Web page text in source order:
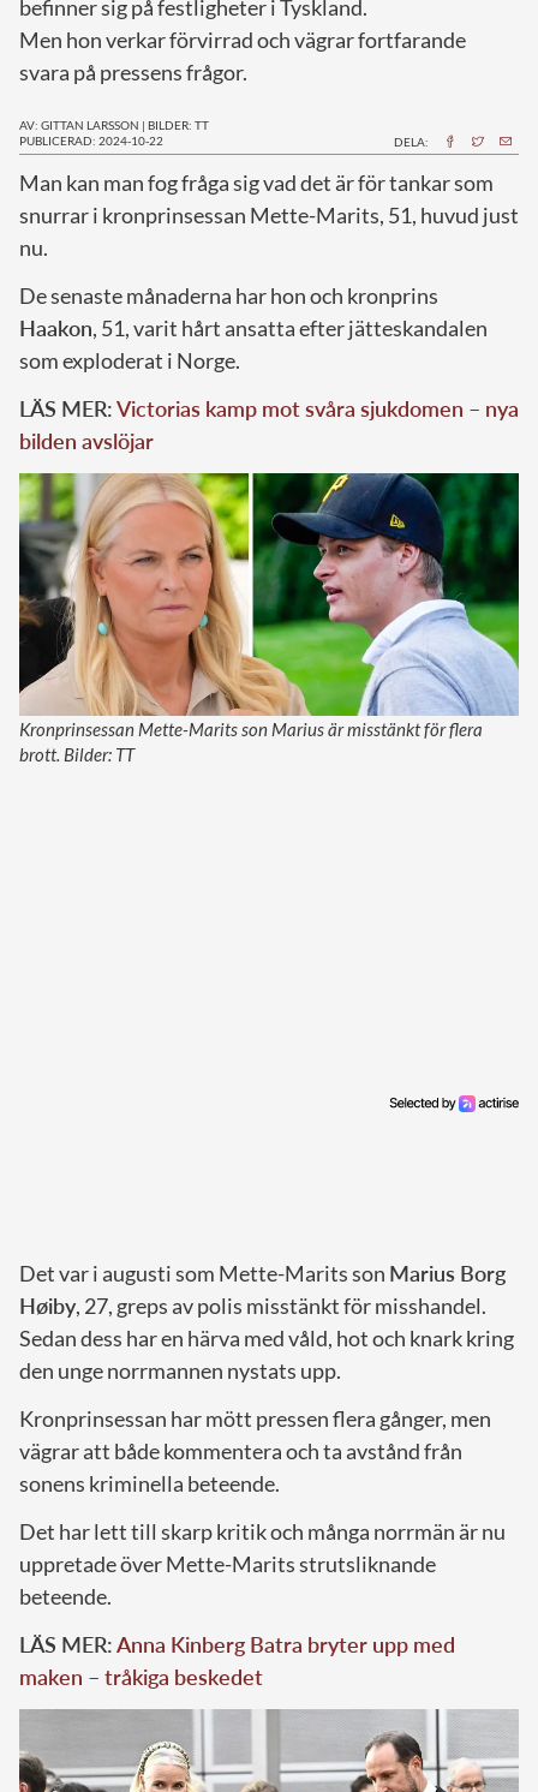
befinner sig på festligheter i Tyskland.
Men hon verkar förvirrad och vägrar fortfarande
svara på pressens frågor.
AV: GITTAN LARSSON | BILDER: TT
PUBLICERAD: 2024-10-22
DELA:
Man kan man fog fråga sig vad det är för tankar som
snurrar i kronprinsessan Mette-Marits, 51, huvud just
nu.
De senaste månaderna har hon och kronprins
Haakon, 51, varit hårt ansatta efter jätteskandalen
som exploderat i Norge.
LÄS MER:Victorias kamp mot svåra sjukdomen – nya
bilden avslöjar
Kronprinsessan Mette-Marits son Marius är misstänkt för flera
brott. Bilder: TT
Det var i augusti som Mette-Marits son Marius Borg
Høiby, 27, greps av polis misstänkt för misshandel.
Sedan dess har en härva med våld, hot och knark kring
den unge norrmannen nystats upp.
Kronprinsessan har mött pressen flera gånger, men
vägrar att både kommentera och ta avstånd från
sonens kriminella beteende.
Det har lett till skarp kritik och många norrmän är nu
uppretade över Mette-Marits strutsliknande
beteende.
LÄS MER:Anna Kinberg Batra bryter upp med
maken – tråkiga beskedet